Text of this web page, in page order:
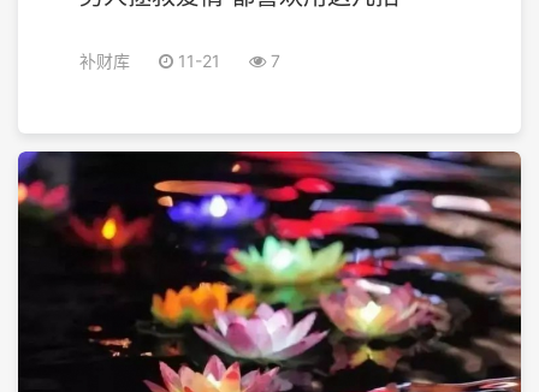
补财库 11-21 7